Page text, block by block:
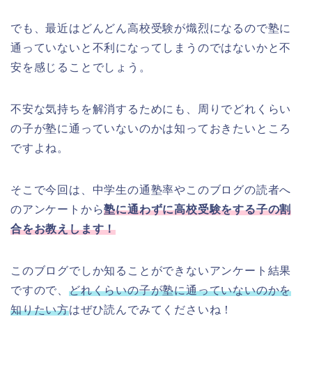
でも、最近はどんどん高校受験が熾烈になるので塾に
通っていないと不利になってしまうのではないかと不
安を感じることでしょう。
不安な気持ちを解消するためにも、周りでどれくらい
の子が塾に通っていないのかは知っておきたいところ
ですよね。
そこで今回は、中学生の通塾率やこのブログの読者へ
のアンケートから塾に通わずに高校受験をする子の割
合をお教えします！
このブログでしか知ることができないアンケート結果
ですので、 どれくらいの子が塾に通っていないのかを
知りたい方はぜひ読んでみてくださいね！